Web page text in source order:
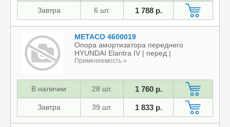
Завтра 6 шт. 1 788 р.
METACO 4600019
Опора амортизатора переднего
HYUNDAI Elantra IV | перед |
Применяемость »
В наличии 28 шт. 1 760 р.
Завтра 39 шт. 1 833 р.